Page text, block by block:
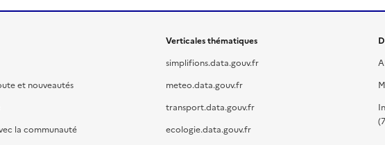
et nouveautés
la communauté
Verticales thématiques
simplifions.data.gouv.fr
meteo.data.gouv.fr
transport.data.gouv.fr
ecologie.data.gouv.fr